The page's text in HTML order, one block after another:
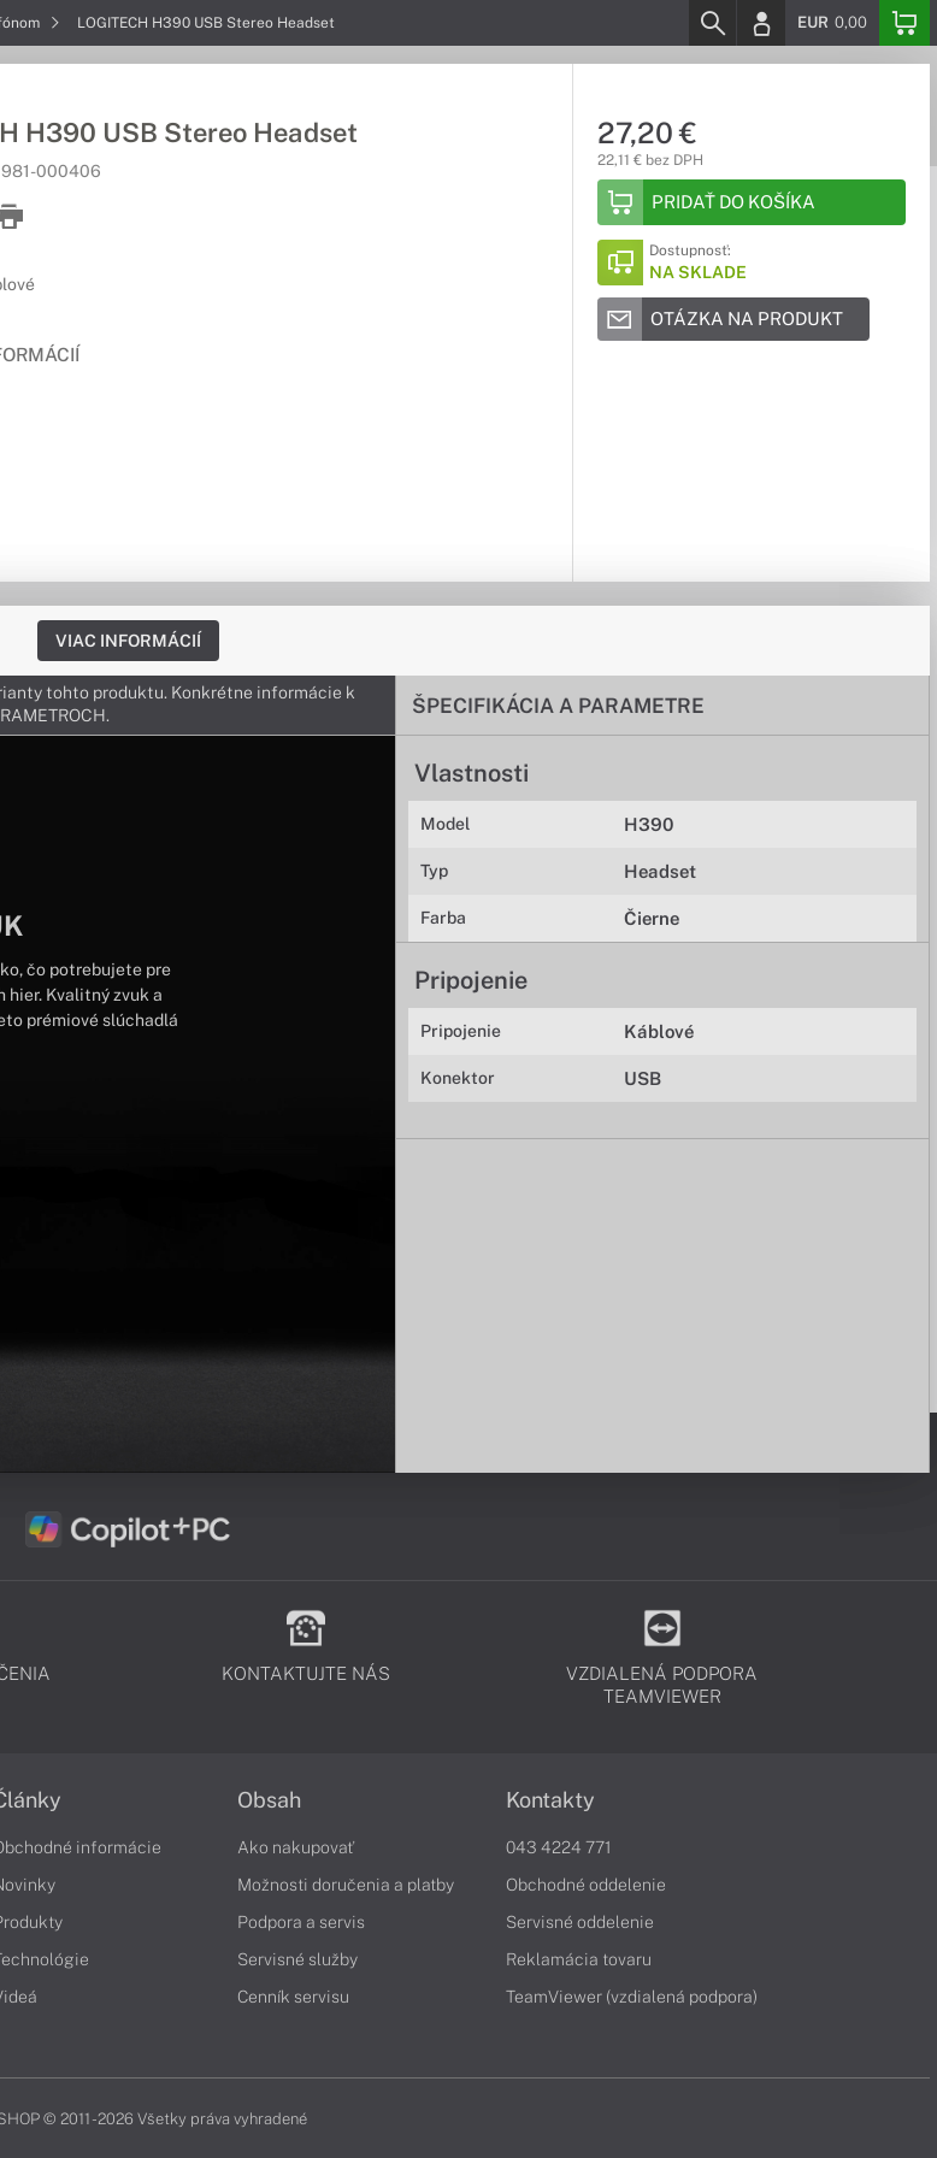
LOGITECH H390 USB Stereo Headset EUR 0,00
H390 USB Stereo Headset
981-000406
27,20 €
22,11 € bez DPH
PRIDAŤ DO KOŠÍKA
Dostupnosť:
NA SKLADE
OTÁZKA NA PRODUKT
VIAC INFORMÁCIÍ
ŠPECIFIKÁCIA A PARAMETRE
Vlastnosti
Model H390
Typ Headset
Farba Čierne
Pripojenie
Pripojenie Káblové
Konektor USB
tohto produktu. Konkrétne informácie k
čo potrebujete pre
Kvalitný zvuk a
prémiové slúchadlá
KONTAKTUJTE NÁS
VZDIALENÁ PODPORA
TEAMVIEWER
informácie
Obsah
Ako nakupovať
Možnosti doručenia a platby
Podpora a servis
Servisné služby
Cenník servisu
Kontakty
043 4224 771
Obchodné oddelenie
Servisné oddelenie
Reklamácia tovaru
TeamViewer (vzdialená podpora)
© 2011 - 2026 Všetky práva vyhradené